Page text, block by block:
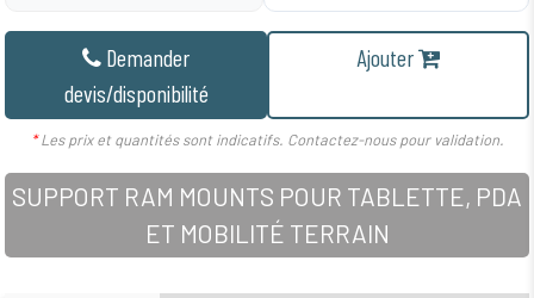
Demander
devis/disponibilité
Ajouter
*Les prix et quantités sont indicatifs. Contactez-nous pour validation.
SUPPORT RAM MOUNTS POUR TABLETTE, PDA
ET MOBILITÉ TERRAIN